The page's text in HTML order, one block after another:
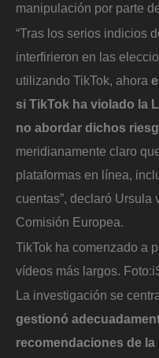
manipulación por parte
“Tras los serios indicios
interfirieron en las
utilizando TikTok, ahora
si TikTok ha violado la
no abordar dichos
meridianamente claro
plataformas en línea,
cuentas”, declaró Ursula
Comisión Europea.
TikTok ha comenzado a
vídeos más largos. Foto:
La investigación se
gestionó
recomendaciones de la